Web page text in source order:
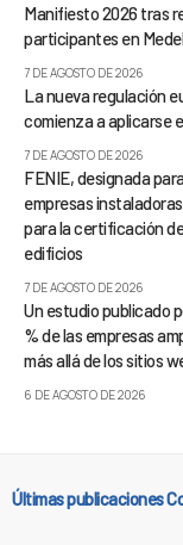
Manifiesto 2026 tras
participantes en
7 DE AGOSTO DE 2026
La nueva regulación
comienza a aplicarse
7 DE AGOSTO DE 2026
FENIE, designada
empresas
para la certificación
edificios
7 DE AGOSTO DE 2026
Un estudio publicado
% de las empresas
más allá de los sitios
6 DE AGOSTO DE 2026
Últimas publicaciones